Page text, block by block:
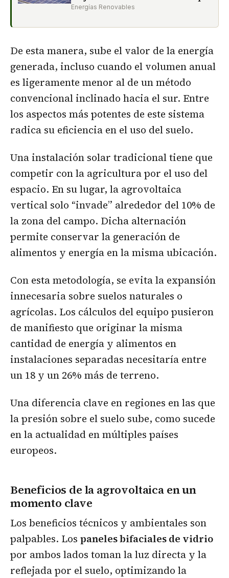
Energías Renovables
De esta manera, sube el valor de la energía
generada, incluso cuando el volumen anual
es ligeramente menor al de un método
convencional inclinado hacia el sur. Entre
los aspectos más potentes de este sistema
radica su eficiencia en el uso del suelo.
Una instalación solar tradicional tiene que
competir con la agricultura por el uso del
espacio. En su lugar, la agrovoltaica
vertical solo “invade” alrededor del 10% de
la zona del campo. Dicha alternación
permite conservar la generación de
alimentos y energía en la misma ubicación.
Con esta metodología, se evita la expansión
innecesaria sobre suelos naturales o
agrícolas. Los cálculos del equipo pusieron
de manifiesto que originar la misma
cantidad de energía y alimentos en
instalaciones separadas necesitaría entre
un 18 y un 26% más de terreno.
Una diferencia clave en regiones en las que
la presión sobre el suelo sube, como sucede
en la actualidad en múltiples países
europeos.
Beneficios de la agrovoltaica en un
momento clave
Los beneficios técnicos y ambientales son
palpables. Los paneles bifaciales de vidrio
por ambos lados toman la luz directa y la
reflejada por el suelo, optimizando la